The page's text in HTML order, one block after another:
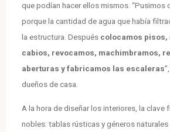
que podían hacer ellos mismos. “Pusimos
porque la cantidad de agua que había
la estructura. Después colocamos
cabios, revocamos, machimbramos,
aberturas y fabricamos las escaleras
dueños de casa.
A la hora de diseñar los interiores, la clave
nobles: tablas rústicas y géneros